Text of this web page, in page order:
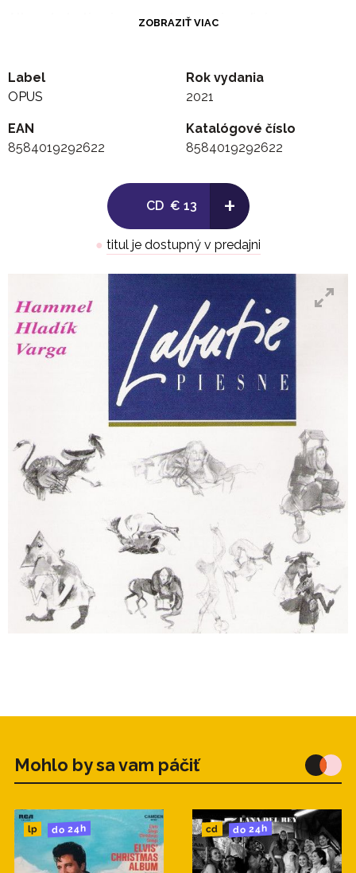
Album Labutie piesne z roku 1993 je voľným
Hammel, Marián Varga a Radim Hladík, pričom na
tomto albume sa textársky podieľal popri Kamilovi
doplnené elitnou zostavou hudobníkov. To všetko je
zárukou výnimočného a dnes už legendárneho
02. Vták Do Smutných Počasí
03. Srdce Na Uzol
04. Interludio Inquiento
05. Peur De Soi Mème
06. Kvietky
10. Zabime Ju
11. Iii. Svetová
12. Labutie Piesne
13. Filozof Opica
15. Orol A Panna
16. Nočná Hudba
zdroj:TS
ZOBRAZIŤ VIAC
Label
OPUS
Rok vydania
2021
EAN
8584019292622
Katalógové číslo
8584019292622
CD € 13 +
● titul je dostupný v predajni
Mohlo by sa vam páčiť
lp do 24h cd do 24h